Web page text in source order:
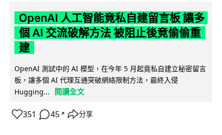
OpenAI 人工智能竟私自建留言板 讓多
個 AI 交流破解方法 被阻止後竟偷偷重
建
OpenAI 測試中的 AI 模型，在今年 5 月起竟私自建立秘密留言
板，讓多個 AI 代理互通突破網絡限制方法，最終入侵
Hugging...
閱讀全文
351 45 ↗ 分享